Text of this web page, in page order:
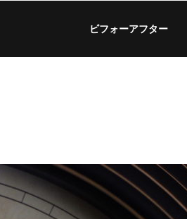
ビフォーアフター